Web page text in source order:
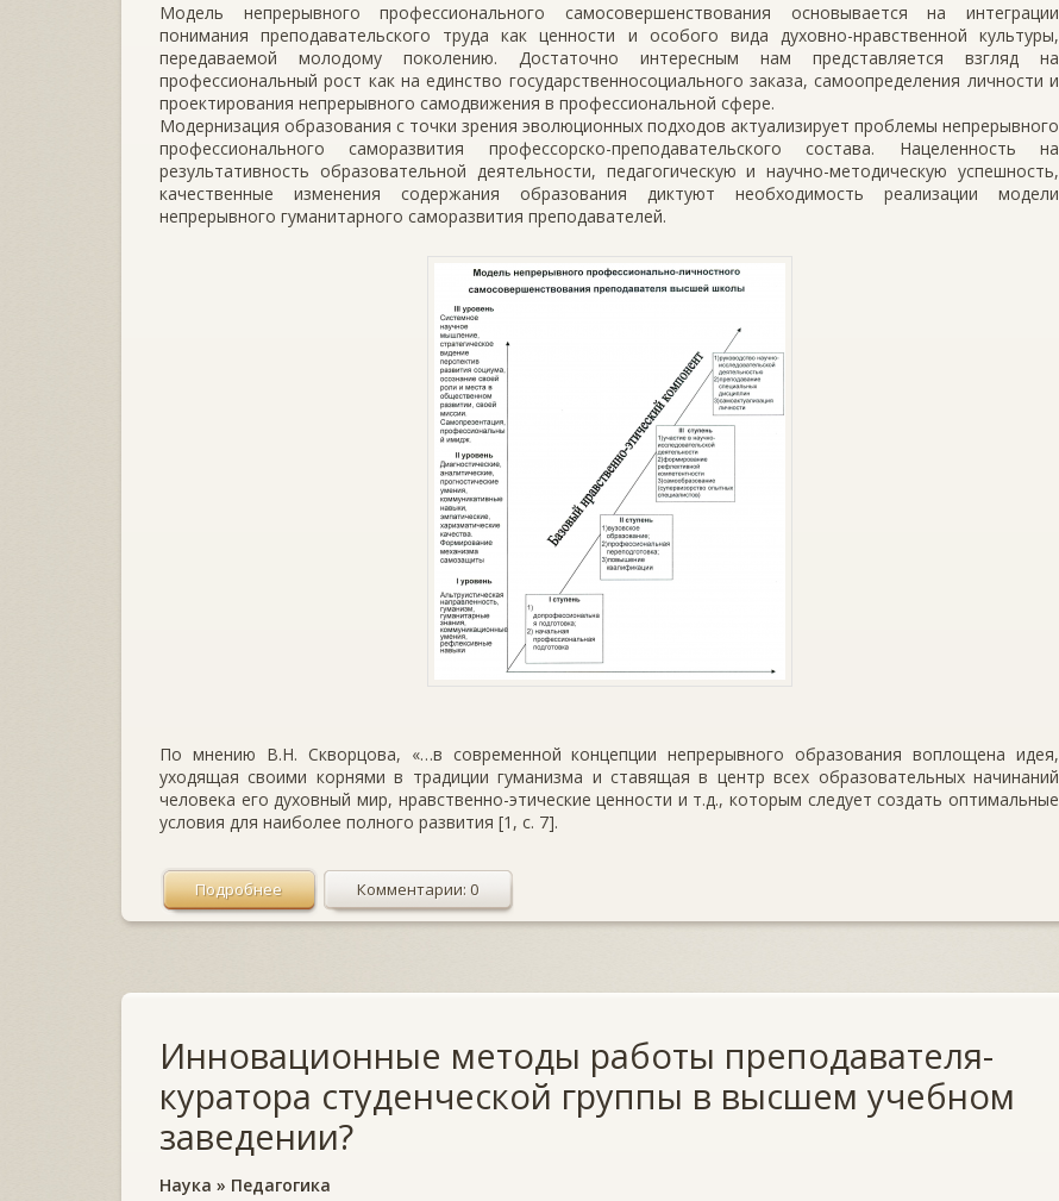
Модель непрерывного профессионального самосовершенствования основывается на интеграции
понимания преподавательского труда как ценности и особого вида духовно-нравственной культуры,
передаваемой молодому поколению. Достаточно интересным нам представляется взгляд на
профессиональный рост как на единство государственносоциального заказа, самоопределения личности и
проектирования непрерывного самодвижения в профессиональной сфере.
Модернизация образования с точки зрения эволюционных подходов актуализирует проблемы непрерывного
профессионального саморазвития профессорско-преподавательского состава. Нацеленность на
результативность образовательной деятельности, педагогическую и научно-методическую успешность,
качественные изменения содержания образования диктуют необходимость реализации модели
непрерывного гуманитарного саморазвития преподавателей.
По мнению В.Н. Скворцова, «…в современной концепции непрерывного образования воплощена идея,
уходящая своими корнями в традиции гуманизма и ставящая в центр всех образовательных начинаний
человека его духовный мир, нравственно-этические ценности и т.д., которым следует создать оптимальные
условия для наиболее полного развития [1, с. 7].
Подробнее Комментарии: 0
Инновационные методы работы преподавателя-
куратора студенческой группы в высшем учебном
заведении?
Наука » Педагогика